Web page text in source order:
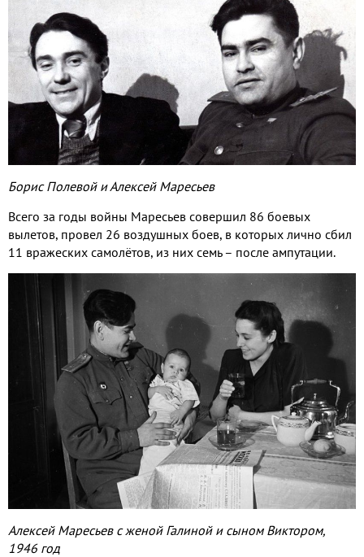
Борис Полевой и Алексей Маресьев
Всего за годы войны Маресьев совершил 86 боевых
вылетов, провел 26 воздушных боев, в которых лично сбил
11 вражеских самолётов, из них семь – после ампутации.
Алексей Маресьев с женой Галиной и сыном Виктором,
1946 год